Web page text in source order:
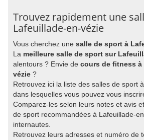
Trouvez rapidement une
Lafeuillade-en-vézie
Vous cherchez une salle de sport à
La meilleure salle de sport sur
alentours ? Envie de cours de fitness à
vézie ?
Retrouvez ici la liste des salles de sport
dans lesquelles vous pouvez vous
Comparez-les selon leurs notes et avis
de sport recommandées à Lafeuillade-
internautes.
Retrouvez leurs adresses et numéro de